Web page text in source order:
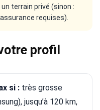
terrain privé (sinon :
requises).
profil
si : très grosse
jusqu’à 120 km,